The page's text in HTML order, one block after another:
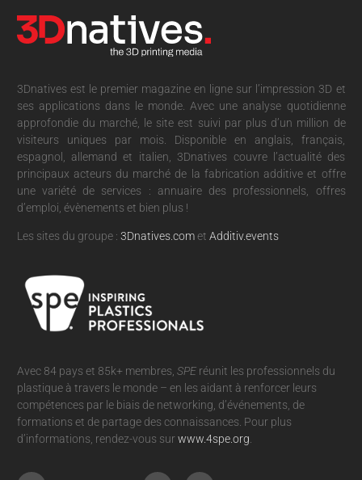
3Dnatives est le premier magazine en ligne sur l’impression 3D et
ses applications dans le monde. Avec une analyse quotidienne
approfondie du marché, le site est suivi par plus d’un million de
visiteurs uniques par mois. Disponible en anglais, français,
espagnol, allemand et italien, 3Dnatives couvre l’actualité des
principaux acteurs du marché de la fabrication additive et offre
une variété de services : annuaire des professionnels, offres
d’emploi, évènements et bien plus !
Les sites du groupe : 3Dnatives.comet Additiv.events
Avec 84 pays et 85k+ membres, SPEréunit les professionnels du
plastique à travers le monde – en les aidant à renforcer leurs
compétences par le biais de networking, d’événements, de
formations et de partage des connaissances. Pour plus
d’informations, rendez-vous surwww.4spe.org.